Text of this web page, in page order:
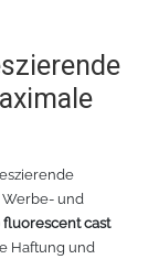
und
fluorescent cast
Haftung und